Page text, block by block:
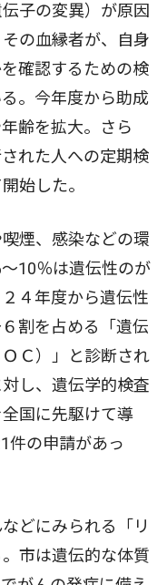
子の変異）が原因
の血縁者が、自身
確認するための検
。今年度から助成
齢を拡大。さら
れた人への定期検
始した。
煙、感染などの環
10％は遺伝性のが
４年度から遺伝性
割を占める「遺伝
Ｃ）」と診断され
し、遺伝学的検査
国に先駆けて導
件の申請があっ
どにみられる「リ
市は遺伝的な体質